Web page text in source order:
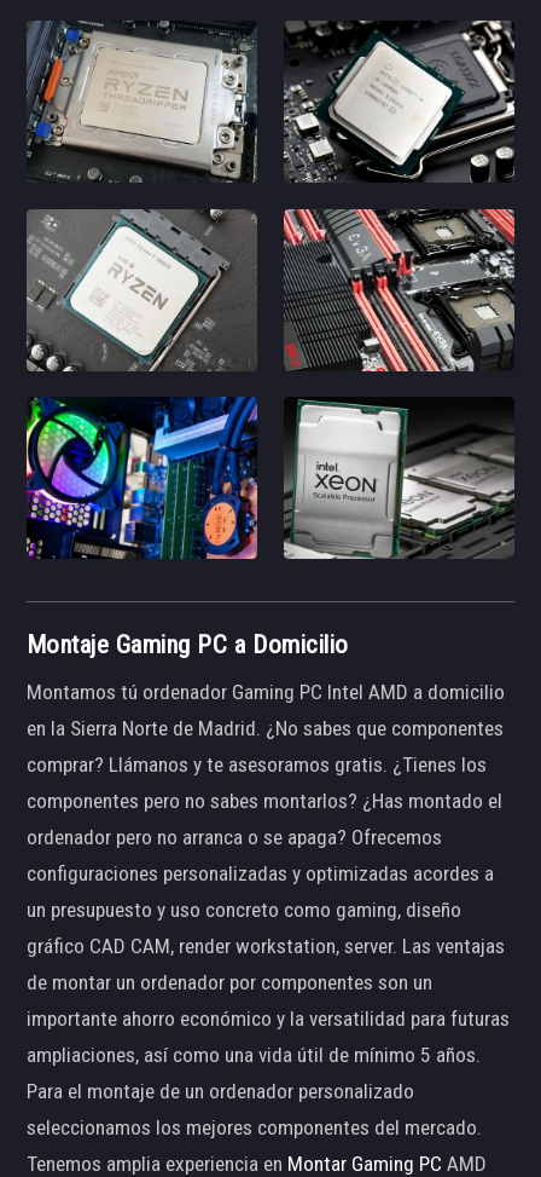
Montaje Gaming PC a Domicilio
Montamos tú ordenador Gaming PC Intel AMD a domicilio
en la Sierra Norte de Madrid. ¿No sabes que componentes
comprar? Llámanos y te asesoramos gratis. ¿Tienes los
componentes pero no sabes montarlos? ¿Has montado el
ordenador pero no arranca o se apaga? Ofrecemos
configuraciones personalizadas y optimizadas acordes a
un presupuesto y uso concreto como gaming, diseño
gráfico CAD CAM, render workstation, server. Las ventajas
de montar un ordenador por componentes son un
importante ahorro económico y la versatilidad para futuras
ampliaciones, así como una vida útil de mínimo 5 años.
Para el montaje de un ordenador personalizado
seleccionamos los mejores componentes del mercado.
Tenemos amplia experiencia en Montar Gaming PC AMD